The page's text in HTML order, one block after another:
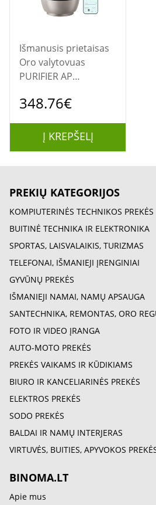
Išmanusis prietaisas
Oro valytovuas
PURIFIER AP
348.76€
Į KREPŠELĮ
PREKIŲ KATEGORIJOS
KOMPIUTERINĖS TECHNIKOS PREKĖS
BUITINĖ TECHNIKA IR ELEKTRONIKA
SPORTAS, LAISVALAIKIS, TURIZMAS
TELEFONAI, IŠMANIEJI ĮRENGINIAI
GYVŪNŲ PREKĖS
IŠMANIEJI NAMAI, NAMŲ APSAUGA
SANTECHNIKA, REMONTAS, ORO
FOTO IR VIDEO ĮRANGA
AUTO-MOTO PREKĖS
PREKĖS VAIKAMS IR KŪDIKIAMS
BIURO IR KANCELIARINĖS PREKĖS
ELEKTROS PREKĖS
SODO PREKĖS
BALDAI IR NAMŲ INTERJERAS
VIRTUVĖS, BUITIES, APYVOKOS
BINOMA.LT
Apie mus